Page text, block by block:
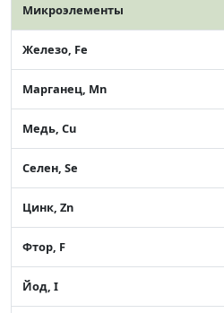
Микроэлементы
Железо, Fe
Марганец, Mn
Медь, Cu
Селен, Se
Цинк, Zn
Фтор, F
Йод, I